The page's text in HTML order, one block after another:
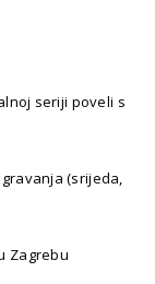
seriji poveli s
(srijeda,
Zagrebu